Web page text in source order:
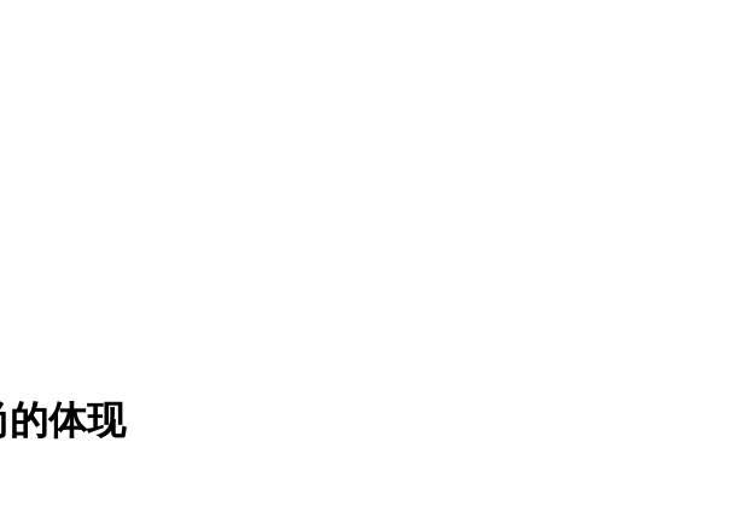
的体现